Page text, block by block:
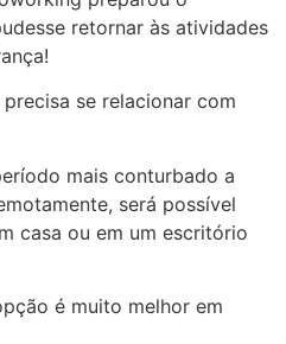
retornar às atividades
se relacionar com
mais conturbado a
será possível
casa ou em um escritório
é muito melhor em